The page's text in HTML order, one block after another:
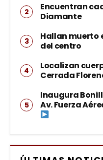
Encuentran
Diamante
Hallan muerto
del centro
Localizan
Cerrada
Inaugura
Av. Fuerza